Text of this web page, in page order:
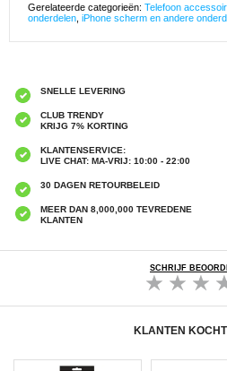
Gerelateerde categorieën: Telefoon
onderdelen iPhone scherm en andere
SNELLE LEVERING
CLUB TRENDY
KRIJG 7% KORTING
KLANTENSERVICE:
LIVE CHAT: MA-VRIJ: 10:00 - 22:00
30 DAGEN RETOURBELEID
MEER DAN 8,000,000 TEVREDENE
KLANTEN
SCHRIJF
KLANTEN